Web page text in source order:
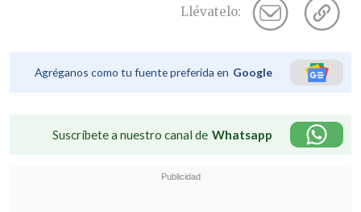
Llévatelo:
Agréganos como tu fuente preferida en Google
Suscríbete a nuestro canal de Whatsapp